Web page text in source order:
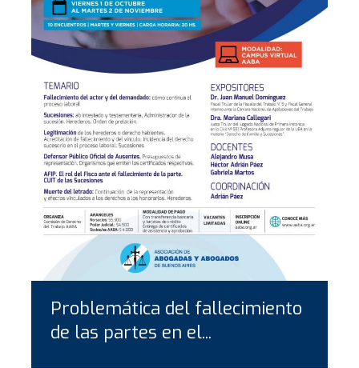
Problemática del fallecimiento
de las partes en el...